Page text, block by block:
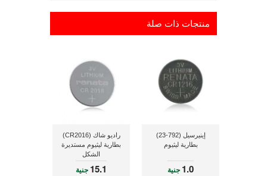
منتجات ذات صلة
إينيرسيل (792-23)
بطارية ليثيوم
1.0 جنية
راديو شاك (CR2016)
بطارية ليثيوم مستديرة
الشكل
15.1 جنية